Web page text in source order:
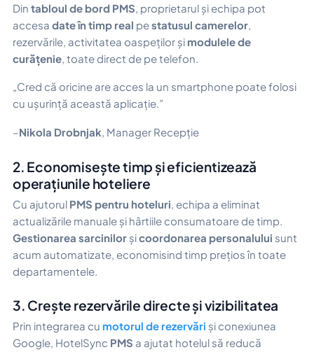
Din tabloul de bord PMS, proprietarul și echipa pot
accesa date în timp real pestatusul camerelor,
rezervările, activitatea oaspeților și modulele de
curățenie, toate direct de pe telefon.
„Cred că oricine are acces la un smartphone poate folosi
cu ușurință această aplicație.”
–Nikola Drobnjak, Manager Recepție
2. Economisește timp și eficientizează
operațiunile hoteliere
Cu ajutorul PMS pentru hoteluri , echipa a eliminat
actualizările manuale și hârtiile consumatoare de timp.
Gestionarea sarcinilor șicoordonarea personalului sunt
acum automatizate, economisind timp prețios în toate
departamentele.
3. Crește rezervările directe și vizibilitatea
Prin integrarea cu motorul de rezervări și conexiunea
Google, HotelSync PMS a ajutat hotelul să reducă